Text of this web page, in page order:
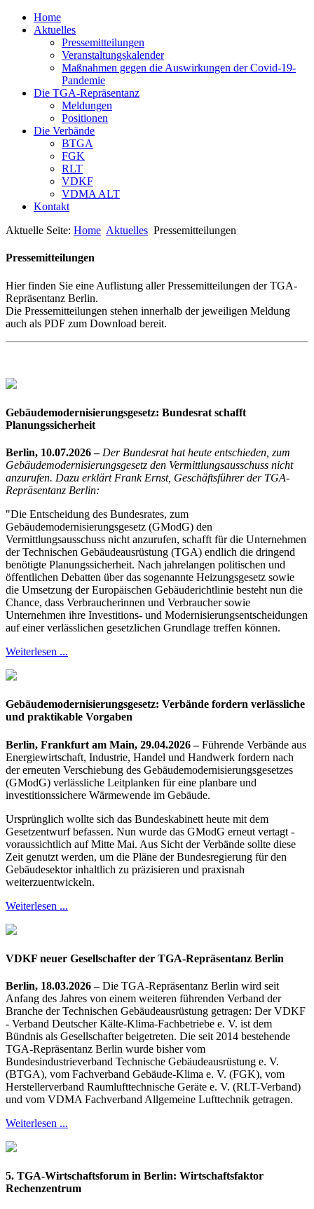
Home
Aktuelles
Pressemitteilungen
Veranstaltungskalender
Maßnahmen gegen die Auswirkungen der Covid-19-
Pandemie
Die TGA-Repräsentanz
Meldungen
Positionen
Die Verbände
BTGA
FGK
RLT
VDKF
VDMA ALT
Kontakt
Aktuelle Seite: Home Aktuelles Pressemitteilungen
Pressemitteilungen
Hier finden Sie eine Auflistung aller Pressemitteilungen der TGA-
Repräsentanz Berlin.
Die Pressemitteilungen stehen innerhalb der jeweiligen Meldung
auch als PDF zum Download bereit.
Gebäudemodernisierungsgesetz: Bundesrat schafft
Planungssicherheit
Berlin, 10.07.2026 – Der Bundesrat hat heute entschieden, zum
Gebäudemodernisierungsgesetz den Vermittlungsausschuss nicht
anzurufen. Dazu erklärt Frank Ernst, Geschäftsführer der TGA-
Repräsentanz Berlin:
"Die Entscheidung des Bundesrates, zum
Gebäudemodernisierungsgesetz (GModG) den
Vermittlungsausschuss nicht anzurufen, schafft für die Unternehmen
der Technischen Gebäudeausrüstung (TGA) endlich die dringend
benötigte Planungssicherheit. Nach jahrelangen politischen und
öffentlichen Debatten über das sogenannte Heizungsgesetz sowie
die Umsetzung der Europäischen Gebäuderichtlinie besteht nun die
Chance, dass Verbraucherinnen und Verbraucher sowie
Unternehmen ihre Investitions- und Modernisierungsentscheidungen
auf einer verlässlichen gesetzlichen Grundlage treffen können.
Weiterlesen ...
Gebäudemodernisierungsgesetz: Verbände fordern verlässliche
und praktikable Vorgaben
Berlin, Frankfurt am Main, 29.04.2026 –Führende Verbände aus
Energiewirtschaft, Industrie, Handel und Handwerk fordern nach
der erneuten Verschiebung des Gebäudemodernisierungsgesetzes
(GModG) verlässliche Leitplanken für eine planbare und
investitionssichere Wärmewende im Gebäude.
Ursprünglich wollte sich das Bundeskabinett heute mit dem
Gesetzentwurf befassen. Nun wurde das GModG erneut vertagt -
voraussichtlich auf Mitte Mai. Aus Sicht der Verbände sollte diese
Zeit genutzt werden, um die Pläne der Bundesregierung für den
Gebäudesektor inhaltlich zu präzisieren und praxisnah
weiterzuentwickeln.
Weiterlesen ...
VDKF neuer Gesellschafter der TGA-Repräsentanz Berlin
Berlin, 18.03.2026 –Die TGA-Repräsentanz Berlin wird seit
Anfang des Jahres von einem weiteren führenden Verband der
Branche der Technischen Gebäudeausrüstung getragen: Der VDKF
- Verband Deutscher Kälte-Klima-Fachbetriebe e. V. ist dem
Bündnis als Gesellschafter beigetreten. Die seit 2014 bestehende
TGA-Repräsentanz Berlin wurde bisher vom
Bundesindustrieverband Technische Gebäudeausrüstung e. V.
(BTGA), vom Fachverband Gebäude-Klima e. V. (FGK), vom
Herstellerverband Raumlufttechnische Geräte e. V. (RLT-Verband)
und vom VDMA Fachverband Allgemeine Lufttechnik getragen.
Weiterlesen ...
5. TGA-Wirtschaftsforum in Berlin: Wirtschaftsfaktor
Rechenzentrum